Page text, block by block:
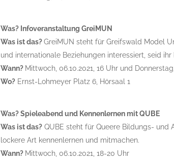
Was? Infoveranstaltung GreiMUN
Was ist das?GreiMUN steht für Greifswald Model
und internationale Beziehungen interessiert, seid
Wann? Mittwoch, 06.10.2021, 16 Uhr und
Wo? Ernst-Lohmeyer Platz 6, Hörsaal 1
Was? Spieleabend und Kennenlernen mit QUBE
Was ist das? QUBE steht für Queere Bildungs- und
lockere Art kennenlernen und mitmachen.
Wann? Mittwoch, 06.10.2021, 18-20 Uhr